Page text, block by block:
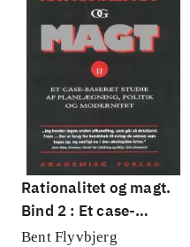
Rationalitet og magt.
Bind 2 : Et case-
baseret studie af
Bent Flyvbjerg